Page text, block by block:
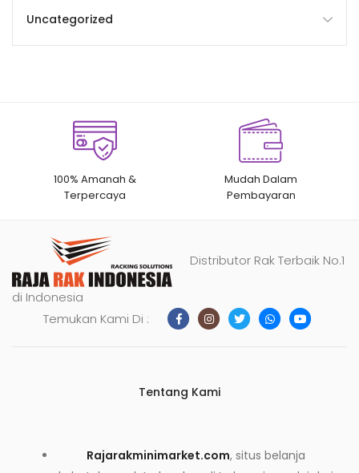
Uncategorized
100% Amanah &
Terpercaya
Mudah Dalam
Pembayaran
Distributor Rak Terbaik No.1
di Indonesia
Temukan Kami Di :
Tentang Kami
Rajarakminimarket.com, situs belanja